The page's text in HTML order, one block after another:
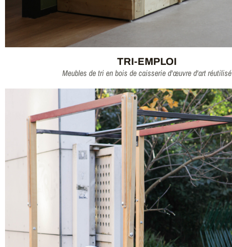
TRI-EMPLOI
Meubles de tri en bois de caisserie d'œuvre d'art réutilisé